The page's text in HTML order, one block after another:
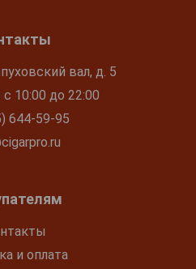
вал, д. 5
10:00 до 22:00
644-59-95
и оплата